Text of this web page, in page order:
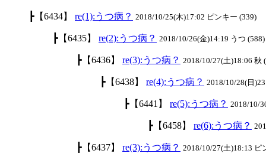
┣【6434】 re(1):うつ病？ 2018/10/25(木)17:02 ピンキー (339)
┣【6435】 re(2):うつ病？ 2018/10/26(金)14:19 うつ (588)
┣【6436】 re(3):うつ病？ 2018/10/27(土)18:06 秋
┣【6438】 re(4):うつ病？ 2018/10/28(日
┣【6441】 re(5):うつ病？ 2018/10/
┣【6458】 re(6):うつ病？
┣【6437】 re(3):うつ病？ 2018/10/27(土)18:13 ピ